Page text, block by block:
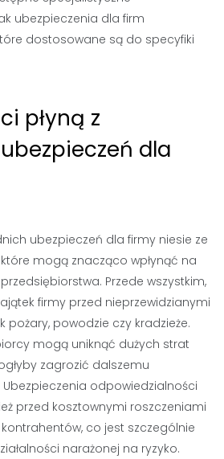
ubezpieczenia dla firm
dostosowane są do specyfiki
płyną z
dla
ubezpieczeń dla firmy niesie ze
mogą znacząco wpłynąć na
Przede wszystkim,
firmy przed nieprzewidzianymi
pożary, powodzie czy kradzieże.
mogą uniknąć dużych strat
zagrozić dalszemu
odpowiedzialności
przed kosztownymi roszczeniami
co jest szczególnie
narażonej na ryzyko.